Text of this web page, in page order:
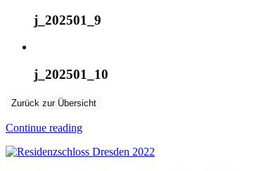
j_202501_9
j_202501_10
Zurück zur Übersicht
Continue reading